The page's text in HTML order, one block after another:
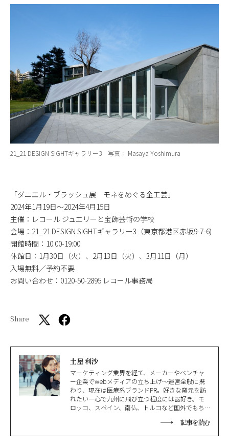
21_21 DESIGN SIGHTギャラリー3 写真： Masaya Yoshimura
「ダニエル・ブラッシュ展 モネをめぐる金工芸」
2024年1月19日～2024年4月15日
主催：レコール ジュエリーと宝飾芸術の学校
会場：21_21 DESIGN SIGHTギャラリー3（東京都港区赤坂9-7-6)
開館時間：10:00-19:00
休館日：1月30日（火）、2月13日（火）、3月11日（月）
入場無料／予約不要
お問い合わせ：0120-50-2895 レコール事務局
Share
土屋 利沙
マーケティング業界を経て、メーカーやベンチャ
ー企業でwebメディアの立ち上げ〜運営全般に携
わり、現在は医療系ブランドPR。好きな窯元を訪
れたい一心で九州に飛び立つ程度には器好き。モ
ロッコ、スペイン、南仏、トルコなど国外でもち
す。趣味は肌・髪・歯のケアとバレエ。 記事を読む